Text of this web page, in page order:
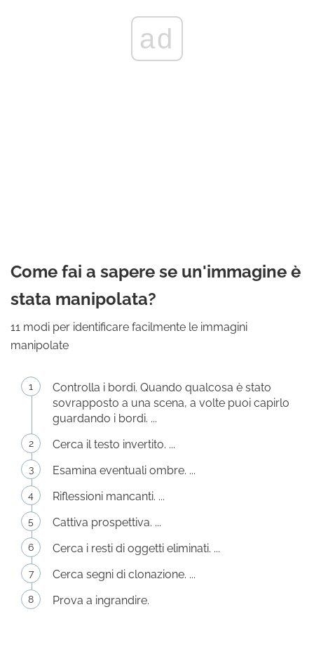
ad
Come fai a sapere se un'immagine è
stata manipolata?
11 modi per identificare facilmente le immagini
manipolate
Controlla i bordi. Quando qualcosa è stato
sovrapposto a una scena, a volte puoi capirlo
guardando i bordi. ...
Cerca il testo invertito. ...
Esamina eventuali ombre. ...
Riflessioni mancanti. ...
Cattiva prospettiva. ...
Cerca i resti di oggetti eliminati. ...
Cerca segni di clonazione. ...
Prova a ingrandire.